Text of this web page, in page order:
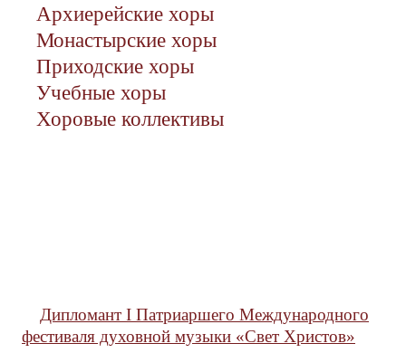
Архиерейские хоры
Монастырские хоры
Приходские хоры
Учебные хоры
Хоровые коллективы
Дипломант I Патриаршего Международного
фестиваля духовной музыки «Свет Христов»